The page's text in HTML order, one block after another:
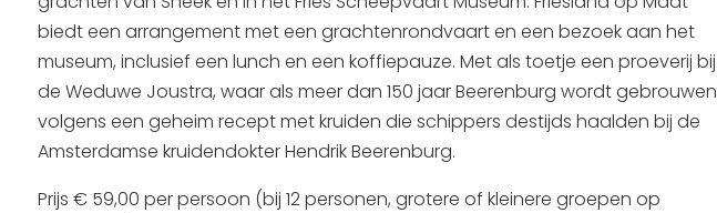
Routes
biedt een arrangement met een grachtenrondvaart en een bezoek aan het
museum, inclusief een lunch en een koffiepauze. Met als toetje een proeverij bij
de Weduwe Joustra, waar als meer dan 150 jaar Beerenburg wordt gebrouwen
volgens een geheim recept met kruiden die schippers destijds haalden bij de
Amsterdamse kruidendokter Hendrik Beerenburg.
Prijs € 59,00 per persoon (bij 12 personen, grotere of kleinere groepen op